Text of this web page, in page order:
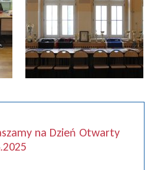
na Dzień Otwarty